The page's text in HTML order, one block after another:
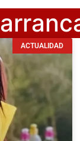
ACTUALIDAD